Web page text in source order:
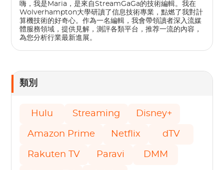
嗨，我是Maria，是來自StreamGaGa的技術編輯。我在
Wolverhampton大學研讀了信息技術專業，點燃了我對計
算機技術的好奇心。作為一名編輯，我會帶領讀者深入流媒
體服務領域，提供見解，測評各類平台，推荐一流的內容，
為您分析行業最新進展。
類別
Hulu Streaming Disney+
Amazon Prime Netflix dTV
Rakuten TV Paravi DMM